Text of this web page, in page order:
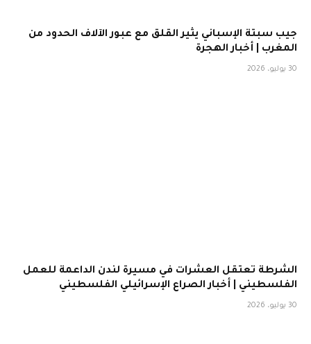
جيب سبتة الإسباني يثير القلق مع عبور الآلاف الحدود من
المغرب | أخبار الهجرة
30 يوليو، 2026
الشرطة تعتقل العشرات في مسيرة لندن الداعمة للعمل
الفلسطيني | أخبار الصراع الإسرائيلي الفلسطيني
30 يوليو، 2026